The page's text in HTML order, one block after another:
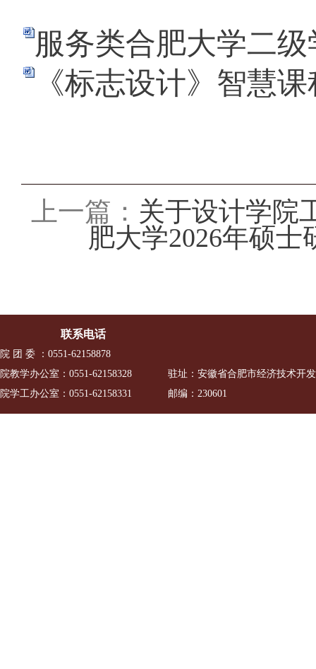
服务类合肥大学二
《标志设计》智慧
上一篇： 关于设计学院
肥大学2026年硕
联系电话
院 团 委 ：0551-62158878
院教学办公室：0551-62158328
院学工办公室：0551-62158331
驻址：安徽省合肥市经济技术开
邮编：230601